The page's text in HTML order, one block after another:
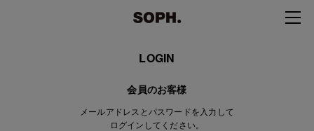
LOGIN
会員のお客様
メールアドレスとパスワードを入力して
ログインしてください。